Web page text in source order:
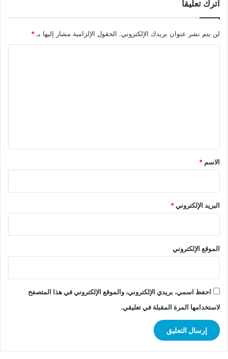
اترك تعليقاً
لن يتم نشر عنوان بريدك الإلكتروني. الحقول الإلزامية مشار إليها بـ*
*
الاسم *
البريد الإلكتروني*
الموقع الإلكتروني
احفظ اسمي، بريدي الإلكتروني، والموقع الإلكتروني في هذا المتصفح
لاستخدامها المرة المقبلة في تعليقي.